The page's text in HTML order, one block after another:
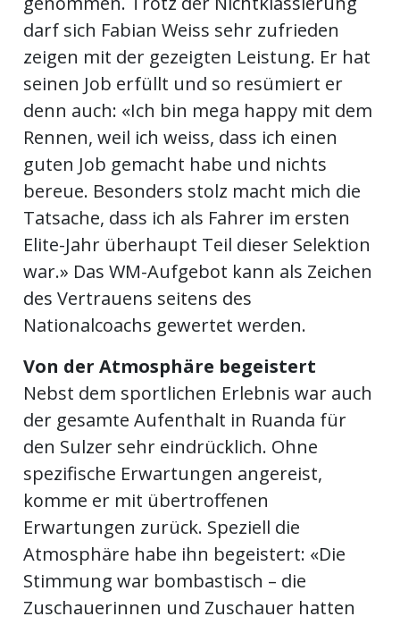
darf sich Fabian Weiss sehr zufrieden
zeigen mit der gezeigten Leistung. Er hat
seinen Job erfüllt und so resümiert er
denn auch: «Ich bin mega happy mit dem
Rennen, weil ich weiss, dass ich einen
guten Job gemacht habe und nichts
bereue. Besonders stolz macht mich die
Tatsache, dass ich als Fahrer im ersten
Elite-Jahr überhaupt Teil dieser Selektion
war.» Das WM-Aufgebot kann als Zeichen
des Vertrauens seitens des
Nationalcoachs gewertet werden.
Von der Atmosphäre begeistert
Nebst dem sportlichen Erlebnis war auch
der gesamte Aufenthalt in Ruanda für
den Sulzer sehr eindrücklich. Ohne
spezifische Erwartungen angereist,
komme er mit übertroffenen
Erwartungen zurück. Speziell die
Atmosphäre habe ihn begeistert: «Die
Stimmung war bombastisch – die
Zuschauerinnen und Zuschauer hatten